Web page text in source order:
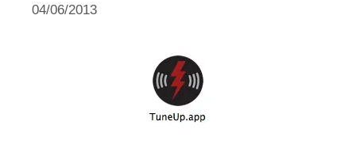
04/06/2013